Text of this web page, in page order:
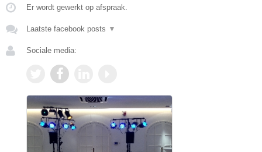
Er wordt gewerkt op afspraak.
Laatste facebook posts ▼
Sociale media: